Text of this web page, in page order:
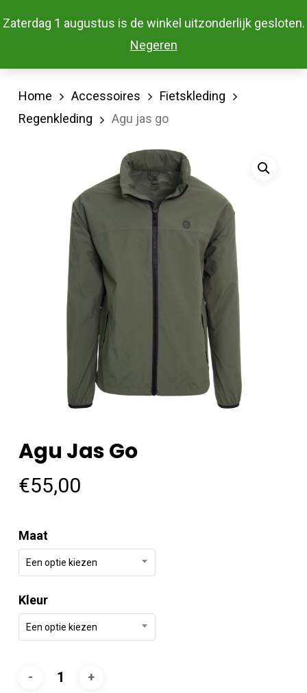
Zaterdag 1 augustus is de winkel uitzonderlijk gesloten.
Negeren
to
Menu
Home Accessoires
Fietskleding
Regenkleding
Agu jas go
Agu Jas Go
€55,00
Maat
Een optie kiezen
Kleur
Een optie kiezen
Menu